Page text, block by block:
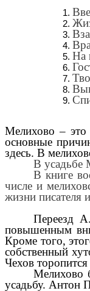
На
Мелихово –
основные
здесь. В
В усадьбе
В книге
числе и
жизни писателя
Переезд
повышенным
Кроме того,
собственный
Чехов
Мелихово
усадьбу. Антон